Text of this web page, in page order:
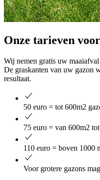
Onze tarieven
Wij nemen gratis uw maaiafval
De graskanten van uw gazon
resultaat.
50 euro = tot 600m2
75 euro = van 600m2
110 euro = boven 1000
Voor grotere gazons